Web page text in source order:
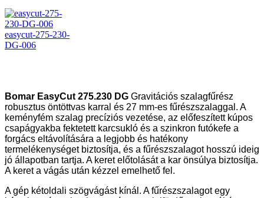
easycut-275-230-
DG-006
Bomar EasyCut 275.230 DG Gravitációs szalagfűrész
robusztus öntöttvas karral és 27 mm-es fűrészszalaggal. A
keményfém szalag precíziós vezetése, az előfeszített kúpos
csapágyakba fektetett karcsukló és a szinkron futókefe a
forgács eltávolítására a legjobb és hatékony
termelékenységet biztosítja, és a fűrészszalagot hosszú ideig
jó állapotban tartja. A keret előtolását a kar önsúlya biztosítja.
A keret a vágás után kézzel emelhető fel.
A gép kétoldali szögvágást kínál. A fűrészszalagot egy